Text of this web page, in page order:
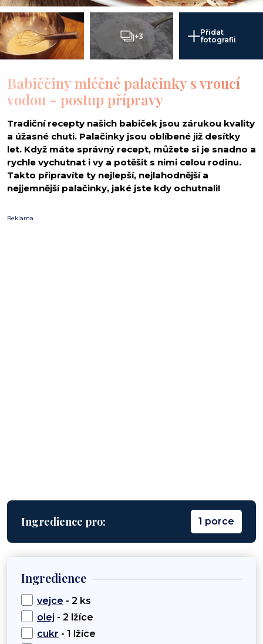
+3
Přidat
fotografii
Babiččiny mléčné palačinky s vroucí
vodou - postup přípravy
Tradiční recepty našich babiček jsou zárukou kvality
a úžasné chuti. Palačinky jsou oblíbené již desítky
let. Když máte správný recept, můžete si je snadno a
rychle vychutnat i vy a potěšit s nimi celou rodinu.
Takto připravíte ty nejlepší, nejlahodnější a
nejjemnější palačinky, jaké jste kdy ochutnali!
Reklama
Ingredience pro: 1 porce
Ingredience
vejce - 2 ks
olej - 2 lžíce
cukr - 1 lžíce